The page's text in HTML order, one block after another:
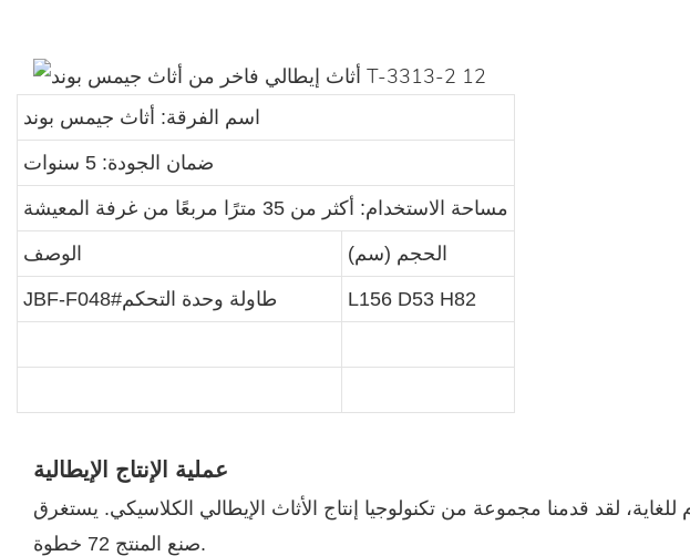
اسم الفرقة: أثاث جيمس بوند
ضمان الجودة: 5 سنوات
مساحة الاستخدام: أكثر من 35 مترًا مربعًا من غرفة المعيشة
الوصف الحجم (سم)
JBF-F048#طاولة وحدة التحكم L156 D53 H82
عملية الإنتاج الإيطالية
لقد قدمنا ​​مجموعة من تكنولوجيا إنتاج الأثاث الإيطالي الكلاسيكي. يستغرق
صنع المنتج 72 خطوة.